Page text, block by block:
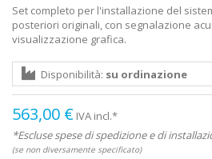
Set completo per l'installazione del
posteriori originali, con segnalazione
visualizzazione grafica.
Disponibilità: su ordinazione
563,00 € IVA incl.*
*Escluse spese di spedizione e di
(se non diversamente specificato)